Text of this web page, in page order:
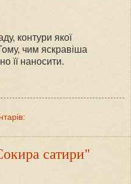
контури якої
чим яскравіша
її наносити.
сатири"